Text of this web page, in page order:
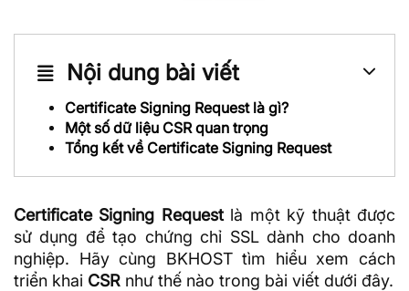
Nội dung bài viết
Certificate Signing Request là gì?
Một số dữ liệu CSR quan trọng
Tổng kết về Certificate Signing Request
Certificate Signing Requestlà một kỹ thuật được
sử dụng để tạo chứng chỉ SSLdành cho doanh
nghiệp. Hãy cùng BKHOST tìm hiểu xem cách
triển khai CSR như thế nào trong bài viết dưới đây.